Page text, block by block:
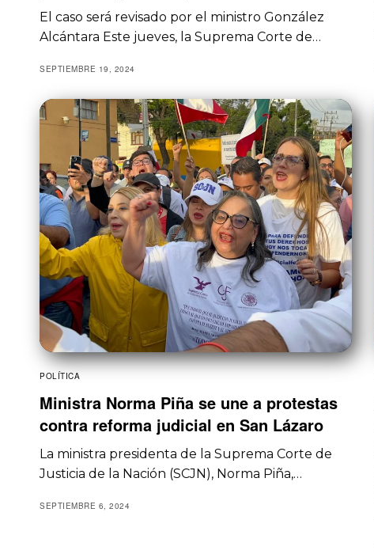
El caso será revisado por el ministro González
Alcántara Este jueves, la Suprema Corte de…
SEPTIEMBRE 19, 2024
POLÍTICA
Ministra Norma Piña se une a protestas
contra reforma judicial en San Lázaro
La ministra presidenta de la Suprema Corte de
Justicia de la Nación (SCJN), Norma Piña,…
SEPTIEMBRE 6, 2024